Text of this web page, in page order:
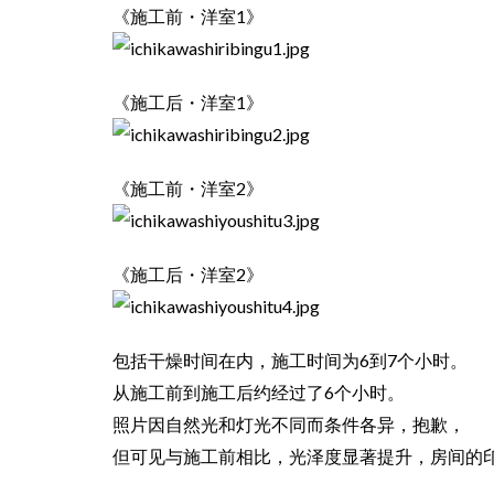
《施工前・洋室1》
《施工后・洋室1》
《施工前・洋室2》
《施工后・洋室2》
包括干燥时间在内，施工时间为6到7个小时。
从施工前到施工后约经过了6个小时。
照片因自然光和灯光不同而条件各异，抱歉，
但可见与施工前相比，光泽度显著提升，房间的